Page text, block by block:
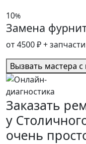
10%
Замена
от 4500 ₽+
Вызвать мастера
Заказать
у
очень